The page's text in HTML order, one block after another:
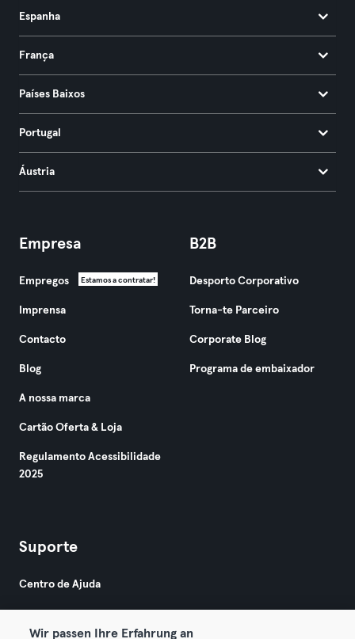
Espanha
França
Países Baixos
Portugal
Áustria
Empresa
Empregos Estamos a contratar!
Imprensa
Contacto
Blog
A nossa marca
Cartão Oferta & Loja
Regulamento Acessibilidade
2025
B2B
Desporto Corporativo
Torna-te Parceiro
Corporate Blog
Programa de embaixador
Suporte
Centro de Ajuda
Wir passen Ihre Erfahrung an